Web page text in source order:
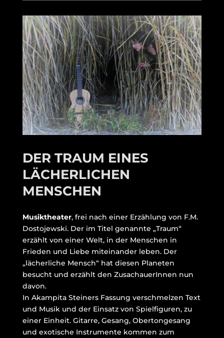
DER TRAUM EINES
LÄCHERLICHEN
MENSCHEN
Musiktheater, frei nach einer Erzählung von F.M.
Dostojewski. Der im Titel genannte „Traum“
erzählt von einer Welt, in der Menschen in
Frieden und Liebe miteinander leben. Der
„lächerliche Mensch“ hat diesen Planeten
besucht und erzählt den ZusachauerInnen nun
davon.
In Akampita Steiners Fassung verschmelzen Text
und Musik und der Einsatz von Spielfiguren, zu
einer Einheit. Gitarre, Gesang, Obertongesang
und exotische Instrumente kommen zum